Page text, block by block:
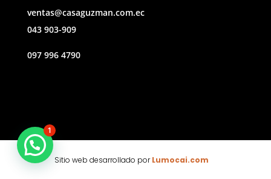
ventas@casaguzman.com.ec
043 903-909
097 996 4790
Sitio web desarrollado por Lumocai.com
1